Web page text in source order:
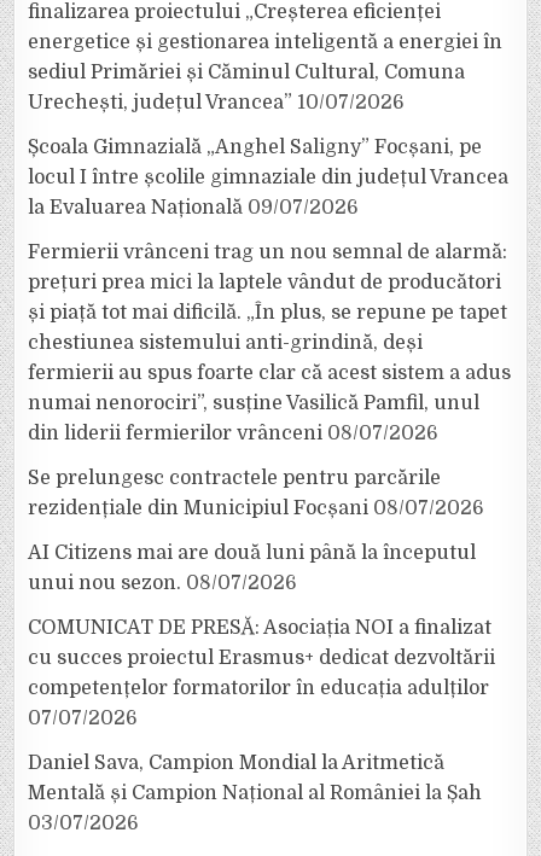
finalizarea proiectului „Creșterea eficienței
energetice și gestionarea inteligentă a energiei în
sediul Primăriei și Căminul Cultural, Comuna
Urechești, județul Vrancea” 10/07/2026
Școala Gimnazială „Anghel Saligny” Focșani, pe
locul I între școlile gimnaziale din județul Vrancea
la Evaluarea Națională 09/07/2026
Fermierii vrânceni trag un nou semnal de alarmă:
prețuri prea mici la laptele vândut de producători
și piață tot mai dificilă. „În plus, se repune pe tapet
chestiunea sistemului anti-grindină, deși
fermierii au spus foarte clar că acest sistem a adus
numai nenorociri”, susține Vasilică Pamfil, unul
din liderii fermierilor vrânceni 08/07/2026
Se prelungesc contractele pentru parcările
rezidențiale din Municipiul Focșani 08/07/2026
AI Citizens mai are două luni până la începutul
unui nou sezon. 08/07/2026
COMUNICAT DE PRESĂ: Asociația NOI a finalizat
cu succes proiectul Erasmus+ dedicat dezvoltării
competențelor formatorilor în educația adulților
07/07/2026
Daniel Sava, Campion Mondial la Aritmetică
Mentală și Campion Național al României la Șah
03/07/2026